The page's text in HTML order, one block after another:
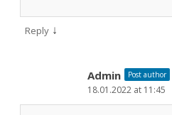
Reply ↓
Admin Post author
18.01.2022 at 11:45